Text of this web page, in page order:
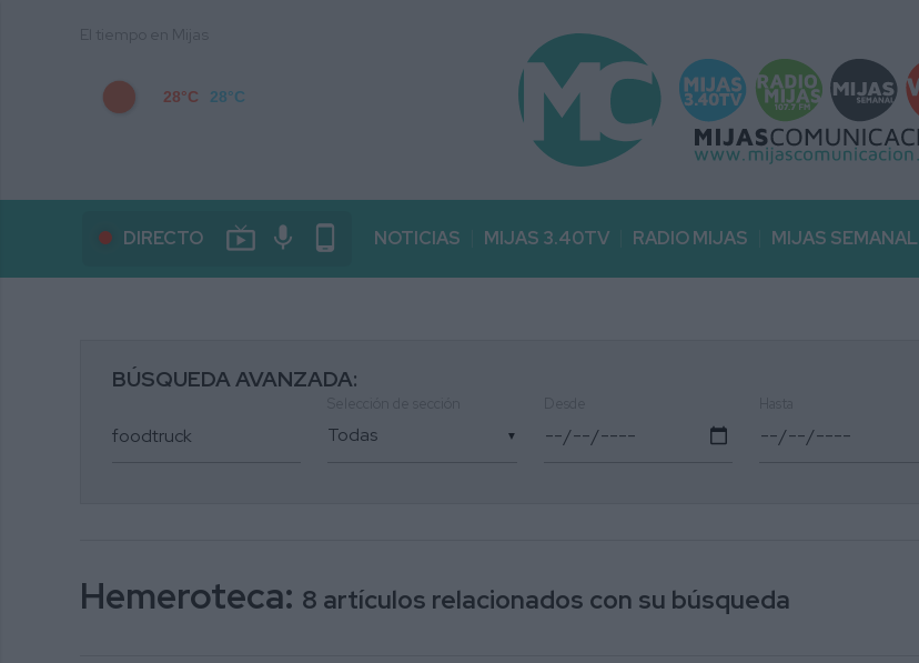
28°C 28°C
DIRECTO live_tv mic phone_android NOTICIAS MIJAS 3.40TV RADIO MIJAS MIJAS SEMANAL
BÚSQUEDA AVANZADA:
▼
Hemeroteca: 8 artículos relacionados con su búsqueda